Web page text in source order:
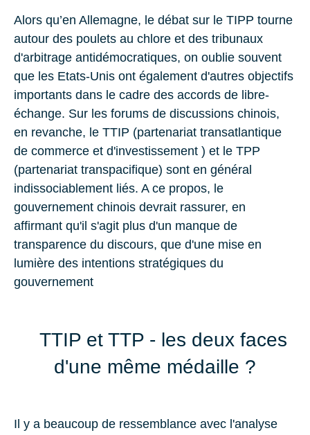
Alors qu’en Allemagne, le débat sur le TIPP tourne
autour des poulets au chlore et des tribunaux
d'arbitrage antidémocratiques, on oublie souvent
que les Etats-Unis ont également d'autres objectifs
importants dans le cadre des accords de libre-
échange. Sur les forums de discussions chinois,
en revanche, le TTIP (partenariat transatlantique
de commerce et d'investissement ) et le TPP
(partenariat transpacifique) sont en général
indissociablement liés. A ce propos, le
gouvernement chinois devrait rassurer, en
affirmant qu'il s'agit plus d'un manque de
transparence du discours, que d'une mise en
lumière des intentions stratégiques du
gouvernement
TTIP et TTP - les deux faces
d'une même médaille ?
Il y a beaucoup de ressemblance avec l'analyse